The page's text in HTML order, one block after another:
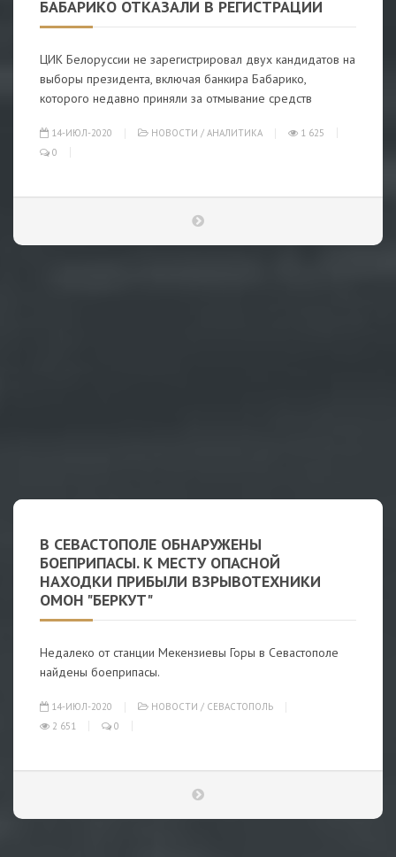
БАБАРИКО ОТКАЗАЛИ В РЕГИСТРАЦИИ
ЦИК Белоруссии не зарегистрировал двух кандидатов на
выборы президента, включая банкира Бабарико,
которого недавно приняли за отмывание средств
14-ИЮЛ-2020 НОВОСТИ / АНАЛИТИКА
1 625
0
В СЕВАСТОПОЛЕ ОБНАРУЖЕНЫ
БОЕПРИПАСЫ. К МЕСТУ ОПАСНОЙ
НАХОДКИ ПРИБЫЛИ ВЗРЫВОТЕХНИКИ
ОМОН "БЕРКУТ"
Недалеко от станции Мекензиевы Горы в Севастополе
найдены боеприпасы.
14-ИЮЛ-2020 НОВОСТИ / СЕВАСТОПОЛЬ
2 651
0